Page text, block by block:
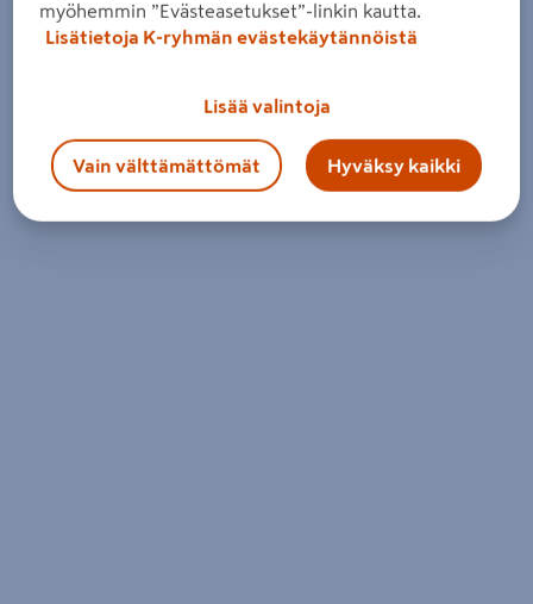
Lauantai
Kaikki aukioloajat ja osastot
myöhemmin ”Evästeasetukset”-linkin kautta.
Lisätietoja K-ryhmän evästekäytännöistä
Lisää valintoja
Vain välttämättömät Hyväksy kaikki